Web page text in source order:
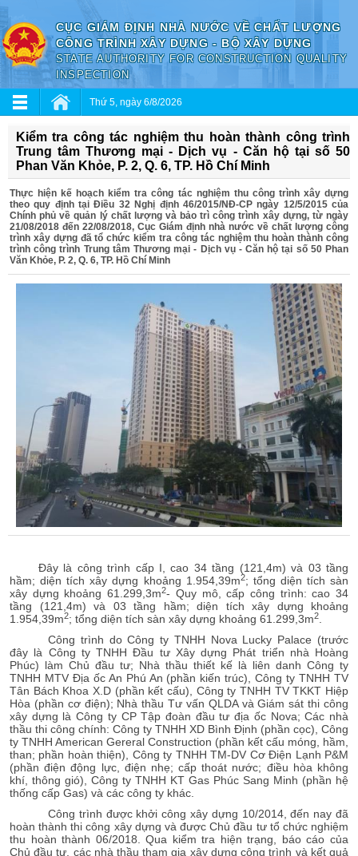
CỤC GIÁM ĐỊNH NHÀ NƯỚC VỀ CHẤT LƯỢNG
CÔNG TRÌNH XÂY DỰNG - BỘ XÂY DỰNG
STATE AUTHORITY FOR CONSTRUCTION QUALITY
INSPECTION
Thứ 5, ngày 6/8/2026
Kiểm tra công tác nghiệm thu hoàn thành công trình
Trung tâm Thương mại - Dịch vụ - Căn hộ tại số 50
Phan Văn Khỏe, P. 2, Q. 6, TP. Hồ Chí Minh
Thực hiện kế hoạch kiểm tra công tác nghiệm thu công trình xây dựng
theo quy định tại Điều 32 Nghị định 46/2015/NĐ-CP ngày 12/5/2015 của
Chính phủ về quản lý chất lượng và bảo trì công trình xây dựng, từ ngày
21/08/2018 đến 22/08/2018, Cục Giám định nhà nước về chất lượng công
trình xây dựng đã tổ chức kiểm tra công tác nghiệm thu hoàn thành công
trình công trình Trung tâm Thương mại - Dịch vụ - Căn hộ tại số 50 Phan
Văn Khỏe, P. 2, Q. 6, TP. Hồ Chí Minh
Đây là công trình cấp I, cao 34 tầng (121,4m) và 03 tầng
hầm; diện tích xây dựng khoảng 1.954,39m2; tổng diện tích sàn
xây dựng khoảng 61.299,3m2- Quy mô, cấp công trình: cao 34
tầng (121,4m) và 03 tầng hầm; diện tích xây dựng khoảng
1.954,39m2; tổng diện tích sàn xây dựng khoảng 61.299,3m2.
Công trình do Công ty TNHH Nova Lucky Palace (trước
đây là Công ty TNHH Đầu tư Xây dựng Phát triển nhà Hoàng
Phúc) làm Chủ đầu tư; Nhà thầu thiết kế là liên danh Công ty
TNHH MTV Địa ốc An Phú An (phần kiến trúc), Công ty TNHH TV
Tân Bách Khoa X.D (phần kết cấu), Công ty TNHH TV TKKT Hiệp
Hòa (phần cơ điện); Nhà thầu Tư vấn QLDA và Giám sát thi công
xây dựng là Công ty CP Tập đoàn đầu tư địa ốc Nova; Các nhà
thầu thi công chính: Công ty TNHH XD Bình Định (phần cọc), Công
ty TNHH American Gereral Construction (phần kết cấu móng, hầm,
than; phần hoàn thiện), Công ty TNHH TM-DV Cơ Điện Lạnh P&M
(phần điện động lực, điện nhẹ; cấp thoát nước; điều hòa không
khí, thông gió), Công ty TNHH KT Gas Phúc Sang Minh (phần hệ
thống cấp Gas) và các công ty khác.
Công trình được khởi công xây dựng 10/2014, đến nay đã
hoàn thành thi công xây dựng và được Chủ đầu tư tổ chức nghiệm
thu hoàn thành 06/2018. Qua kiểm tra hiện trạng, báo cáo của
Chủ đầu tư, các nhà thầu tham gia xây dựng công trình và kết quả